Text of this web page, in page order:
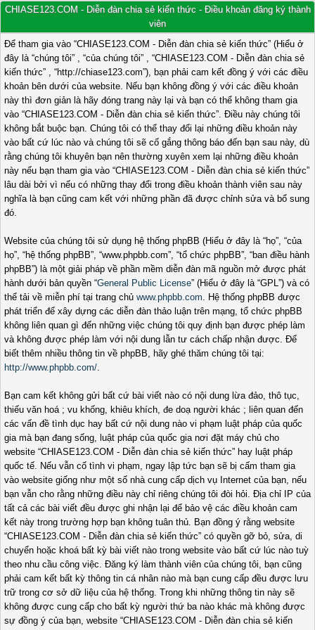
CHIASE123.COM - Diễn đàn chia sẻ kiến thức - Điều khoản đăng ký thành
viên
Để tham gia vào “CHIASE123.COM - Diễn đàn chia sẻ kiến thức” (Hiểu ở
đây là “chúng tôi” , “của chúng tôi” , “CHIASE123.COM - Diễn đàn chia sẻ
kiến thức” , “http://chiase123.com”), bạn phải cam kết đồng ý với các điều
khoản bên dưới của website. Nếu bạn không đồng ý với các điều khoản
này thì đơn giản là hãy đóng trang này lại và bạn có thể không tham gia
vào “CHIASE123.COM - Diễn đàn chia sẻ kiến thức”. Điều này chúng tôi
không bắt buộc bạn. Chúng tôi có thể thay đổi lại những điều khoản này
vào bất cứ lúc nào và chúng tôi sẽ cố gắng thông báo đến bạn sau này, dù
rằng chúng tôi khuyên bạn nên thường xuyên xem lại những điều khoản
này nếu bạn tham gia vào “CHIASE123.COM - Diễn đàn chia sẻ kiến thức”
lâu dài bởi vì nếu có những thay đổi trong điều khoản thành viên sau này
nghĩa là bạn cũng cam kết với những phần đã được chỉnh sửa và bổ sung
đó.
Website của chúng tôi sử dụng hệ thống phpBB (Hiểu ở đây là “họ”, “của
họ”, “hệ thống phpBB”, “www.phpbb.com”, “tổ chức phpBB”, “ban điều hành
phpBB”) là một giải pháp về phần mềm diễn đàn mã nguồn mở được phát
hành dưới bản quyền “General Public License” (Hiểu ở đây là “GPL”) và có
thể tải về miễn phí tại trang chủ www.phpbb.com. Hệ thống phpBB được
phát triển để xây dựng các diễn đàn thảo luận trên mạng, tổ chức phpBB
không liên quan gì đến những việc chúng tôi quy định bạn được phép làm
và không được phép làm với nội dung lẫn tư cách chấp nhận được. Để
biết thêm nhiều thông tin về phpBB, hãy ghé thăm chúng tôi tại:
http://www.phpbb.com/.
Bạn cam kết không gửi bất cứ bài viết nào có nội dung lừa đảo, thô tục,
thiếu văn hoá ; vu khống, khiêu khích, đe doạ người khác ; liên quan đến
các vấn đề tình dục hay bất cứ nội dung nào vi phạm luật pháp của quốc
gia mà bạn đang sống, luật pháp của quốc gia nơi đặt máy chủ cho
website “CHIASE123.COM - Diễn đàn chia sẻ kiến thức” hay luật pháp
quốc tế. Nếu vẫn cố tình vi phạm, ngay lập tức bạn sẽ bị cấm tham gia
vào website giống như một số nhà cung cấp dịch vụ Internet của bạn, nếu
bạn vẫn cho rằng những điều này chỉ riêng chúng tôi đòi hỏi. Địa chỉ IP của
tất cả các bài viết đều được ghi nhận lại để bảo vệ các điều khoản cam
kết này trong trường hợp bạn không tuân thủ. Bạn đồng ý rằng website
“CHIASE123.COM - Diễn đàn chia sẻ kiến thức” có quyền gỡ bỏ, sửa, di
chuyển hoặc khoá bất kỳ bài viết nào trong website vào bất cứ lúc nào tuỳ
theo nhu cầu công việc. Đăng ký làm thành viên của chúng tôi, bạn cũng
phải cam kết bất kỳ thông tin cá nhân nào mà bạn cung cấp đều được lưu
trữ trong cơ sở dữ liệu của hệ thống. Trong khi những thông tin này sẽ
không được cung cấp cho bất kỳ người thứ ba nào khác mà không được
sự đồng ý của bạn, website “CHIASE123.COM - Diễn đàn chia sẻ kiến